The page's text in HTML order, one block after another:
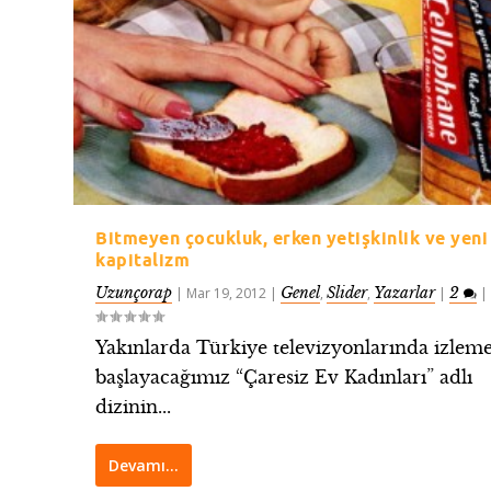
Bitmeyen çocukluk, erken yetişkinlik ve yeni
kapitalizm
Uzunçorap | Mar 19, 2012 | Genel,Slider, Yazarlar|2 |
Yakınlarda Türkiye televizyonlarında
başlayacağımız “Çaresiz Ev Kadınları” adlı
dizinin...
Devamı…